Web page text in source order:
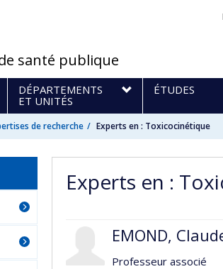
santé publique
DÉPARTEMENTS
ET UNITÉS
ÉTUDES
de recherche Experts en : Toxicocinétique
Experts en :
EMOND,
Professeur associé